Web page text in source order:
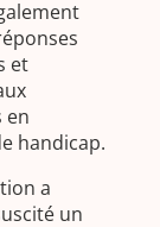
et
en
handicap.
a
un